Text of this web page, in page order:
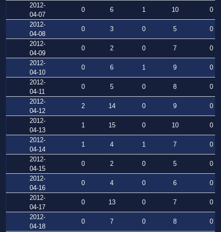
2012-
04-07
0 6 1 10
0
2012-
04-08
0 3 0 5
0
2012-
04-09
0 2 0 7
0
2012-
04-10
0 6 1 9
0
2012-
04-11
0 5 0 8
0
2012-
04-12
2 14 0 9
0
2012-
04-13
1 15 0 10
0
2012-
04-14
1 4 1 7
0
2012-
04-15
0 2 0 5
0
2012-
04-16
0 4 0 6
0
2012-
04-17
0 13 0 7
0
2012-
04-18
0 7 0 8
0